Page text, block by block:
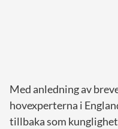
Med anledning av
hovexperterna i
tillbaka som